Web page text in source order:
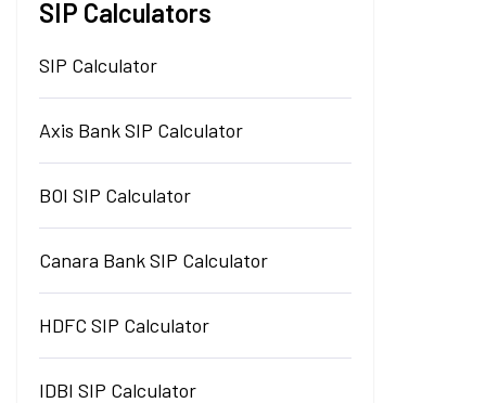
SIP Calculators
SIP Calculator
Axis Bank SIP Calculator
BOI SIP Calculator
Canara Bank SIP Calculator
HDFC SIP Calculator
IDBI SIP Calculator